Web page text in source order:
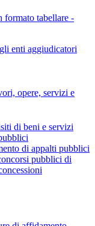
formato tabellare -
enti aggiudicatori
opere, servizi e
di beni e servizi
di appalti pubblici
pubblici di